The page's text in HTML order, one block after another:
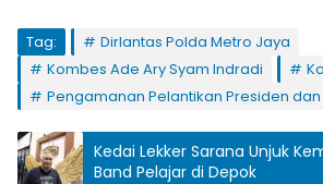
Tag:
Dirlantas Polda Metro Jaya
Kombes Ade Ary Syam Indradi
Pengamanan Pelantikan Presiden
Kedai Lekker Sarana Unjuk
Band Pelajar di Depok